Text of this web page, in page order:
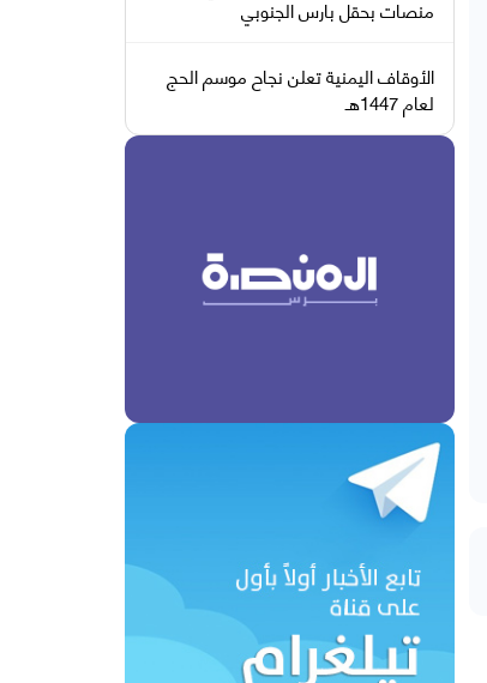
منصات بحقل بارس الجنوبي
الأوقاف اليمنية تعلن نجاح موسم الحج
لعام 1447هـ